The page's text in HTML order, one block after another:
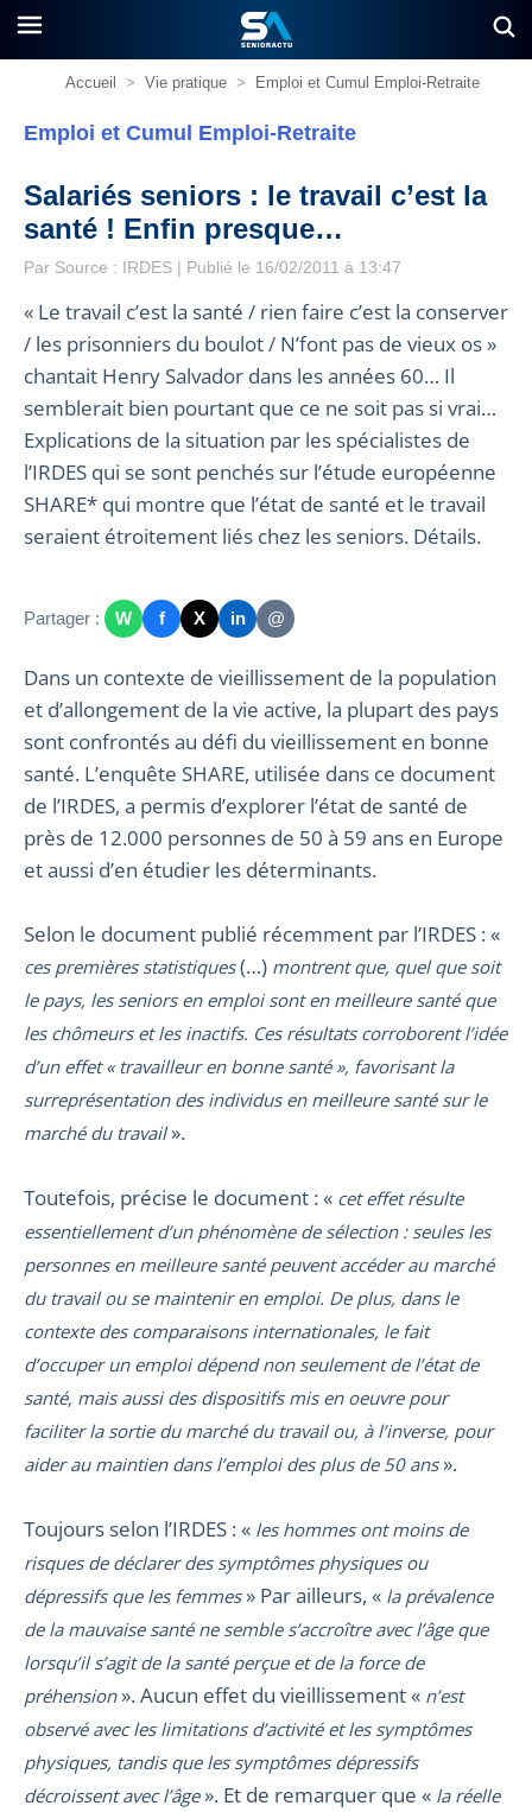
Accueil > Vie pratique > Emploi et Cumul Emploi-Retraite
Emploi et Cumul Emploi-Retraite
Salariés seniors : le travail c’est la
santé ! Enfin presque…
Par Source : IRDES | Publié le 16/02/2011 à 13:47
« Le travail c’est la santé / rien faire c’est la conserver
/ les prisonniers du boulot / N’font pas de vieux os »
chantait Henry Salvador dans les années 60… Il
semblerait bien pourtant que ce ne soit pas si vrai…
Explications de la situation par les spécialistes de
l’IRDES qui se sont penchés sur l’étude européenne
SHARE* qui montre que l’état de santé et le travail
seraient étroitement liés chez les seniors. Détails.
Partager : W f X in @
Dans un contexte de vieillissement de la population
et d’allongement de la vie active, la plupart des pays
sont confrontés au défi du vieillissement en bonne
santé. L’enquête SHARE, utilisée dans ce document
de l’IRDES, a permis d’explorer l’état de santé de
près de 12.000 personnes de 50 à 59 ans en Europe
et aussi d’en étudier les déterminants.
Selon le document publié récemment par l’IRDES : «
ces premières statistiques(…) montrent que, quel que soit
le pays, les seniors en emploi sont en meilleure santé que
les chômeurs et les inactifs. Ces résultats corroborent l’idée
d’un effet « travailleur en bonne santé », favorisant la
surreprésentation des individus en meilleure santé sur le
marché du travail».
Toutefois, précise le document : « cet effet résulte
essentiellement d’un phénomène de sélection : seules les
personnes en meilleure santé peuvent accéder au marché
du travail ou se maintenir en emploi. De plus, dans le
contexte des comparaisons internationales, le fait
d’occuper un emploi dépend non seulement de l’état de
santé, mais aussi des dispositifs mis en oeuvre pour
faciliter la sortie du marché du travail ou, à l’inverse, pour
aider au maintien dans l’emploi des plus de 50 ans».
Toujours selon l’IRDES : « les hommes ont moins de
risques de déclarer des symptômes physiques ou
dépressifs que les femmes» Par ailleurs, « la prévalence
de la mauvaise santé ne semble s’accroître avec l’âge que
lorsqu’il s’agit de la santé perçue et de la force de
préhension». Aucun effet du vieillissement « n’est
observé avec les limitations d’activité et les symptômes
physiques, tandis que les symptômes dépressifs
décroissent avec l’âge». Et de remarquer que « la réelle